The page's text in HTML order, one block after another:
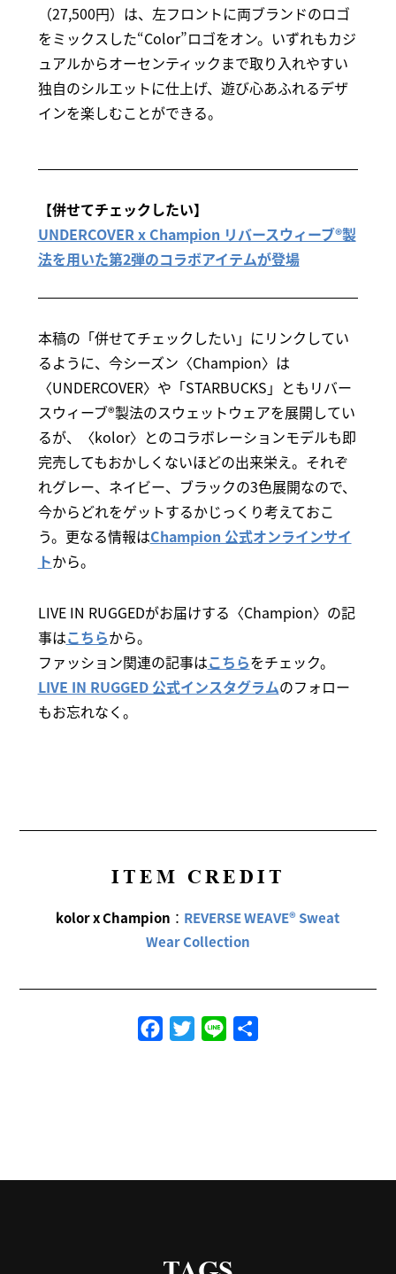
（27,500円）は、左フロントに両ブランドのロゴ
をミックスした“Color”ロゴをオン。いずれもカジ
ュアルからオーセンティックまで取り入れやすい
独自のシルエットに仕上げ、遊び心あふれるデザ
インを楽しむことができる。
【併せてチェックしたい】
UNDERCOVER x Champion リバースウィーブ®製
法を用いた第2弾のコラボアイテムが登場
本稿の「併せてチェックしたい」にリンクしてい
るように、今シーズン〈Champion〉は
〈UNDERCOVER〉や「STARBUCKS」ともリバー
スウィーブ®製法のスウェットウェアを展開してい
るが、〈kolor〉とのコラボレーションモデルも即
完売してもおかしくないほどの出来栄え。それぞ
れグレー、ネイビー、ブラックの3色展開なので、
今からどれをゲットするかじっくり考えておこ
う。更なる情報はChampion 公式オンラインサイ
トから。
LIVE IN RUGGEDがお届けする〈Champion〉の記
事はこちらから。
ファッション関連の記事はこちらをチェック。
LIVE IN RUGGED 公式インスタグラムのフォロー
もお忘れなく。
ITEM CREDIT
kolor x Champion ： REVERSE WEAVE® Sweat
Wear Collection
FacebookTwitterLine